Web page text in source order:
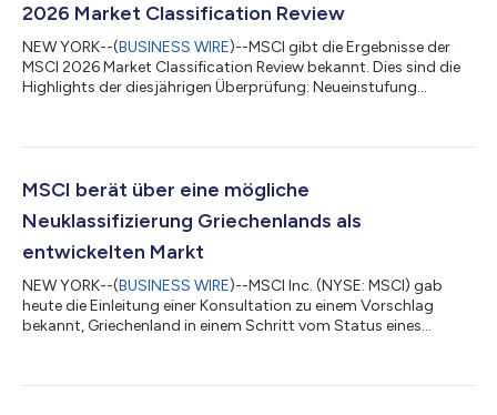
2026 Market Classification Review
NEW YORK--(BUSINESS WIRE)--MSCI gibt die Ergebnisse der
MSCI 2026 Market Classification Review bekannt. Dies sind die
Highlights der diesjährigen Überprüfung: Neueinstufung
die Bedenken hinsichtlich koordinierten Handels auf den
wurden die von beiden Märkten angekündigten Maßnahmen zur
Behebung dieser Probleme berücksi...
MSCI berät über eine mögliche
Neuklassifizierung Griechenlands als
entwickelten Markt
NEW YORK--(BUSINESS WIRE)--MSCI Inc. (NYSE: MSCI) gab
heute die Einleitung einer Konsultation zu einem Vorschlag
bekannt, Griechenland in einem Schritt vom Status eines
im August 2026 vorgesehen ist. Im Rahmen der MSCI 2025